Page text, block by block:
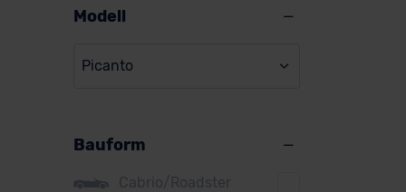
BMW
Citroen
Cupra
Modell
Picanto
Bauform
Cabrio/Roadster